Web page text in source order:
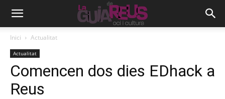
Inici Actualitat
Actualitat
Comencen dos dies EDhack a
Reus